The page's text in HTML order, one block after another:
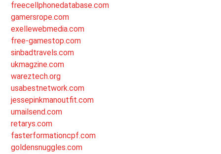
freecellphonedatabase.com
gamersrope.com
exellewebmedia.com
free-gamestop.com
sinbadtravels.com
ukmagzine.com
wareztech.org
usabestnetwork.com
jessepinkmanoutfit.com
umailsend.com
retarys.com
fasterformationcpf.com
goldensnuggles.com